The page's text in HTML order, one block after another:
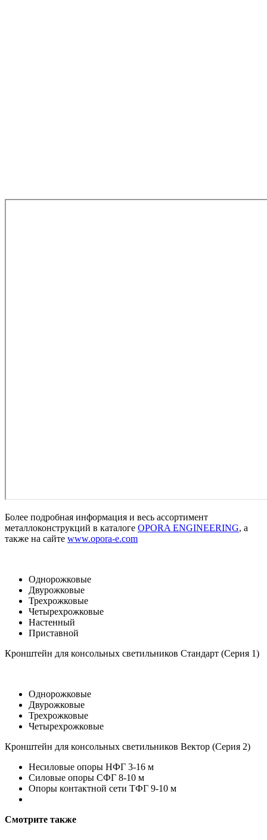
Более подробная информация и весь ассортимент
металлоконструкций в каталоге OPORA ENGINEERING, а
также на сайте www.opora-e.com
Однорожковые
Двурожковые
Трехрожковые
Четырехрожковые
Настенный
Приставной
Кронштейн для консольных светильников Стандарт (Серия 1)
Однорожковые
Двурожковые
Трехрожковые
Четырехрожковые
Кронштейн для консольных светильников Вектор (Серия 2)
Несиловые опоры НФГ 3-16 м
Силовые опоры СФГ 8-10 м
Опоры контактной сети ТФГ 9-10 м
Смотрите также